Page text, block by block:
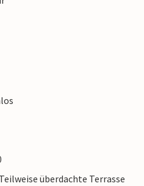
überdachte Terrasse